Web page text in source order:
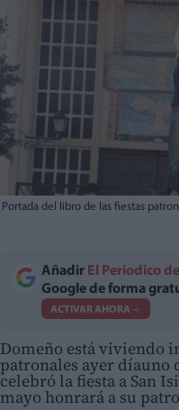
Portada del libro de las fiestas
Añadir El Periodico
Google de forma
ACTIVAR AHORA
Domeño está viviendo
patronales ayer díauno
celebró la fiesta a San
mayo honrará a su